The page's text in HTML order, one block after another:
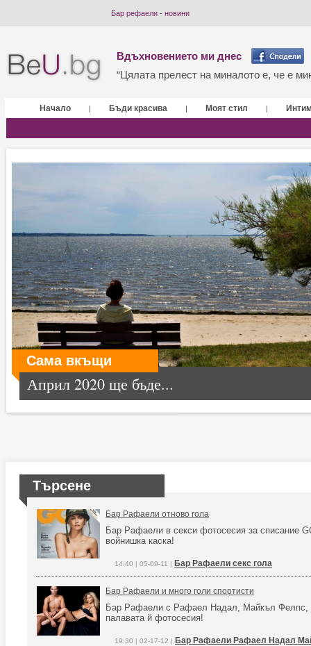
Бар рефаели - новини
Вдъхновението ми днес
“Цялата прелест на миналото е, че е
Начало | Бъди красива | Моят стил |
Сама вкъщи
Април 2020 ще бъде...
Търсене
Бар Рафаели отново гола
Бар Рафаели в секси фотосесия за списание
войнишка каска!
14:40 | 05-09-11 | Бар Рафаели секс гола
Бар Рафаели и много голи спортисти
Бар Рафаели с Рафаел Надал, Майкъл Фелпс,
палавата й фотосесия!
19:30 | 02-17-12 | Бар Рафаели Рафаел Надал